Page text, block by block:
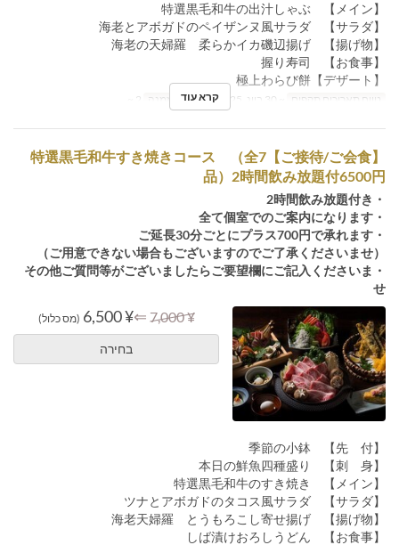
【メイン】 特選黒毛和牛の出汁しゃぶ
【サラダ】 海老とアボガドのペイザンヌ風サラダ
【揚げ物】 海老の天婦羅 柔らかイカ磯辺揚げ
【お食事】 握り寿司
【デザート】極上わらび餅
טווח תאריכים תקפים מגבלת הזמנה
קרא עוד
【ご接待/ご会食】特選黒毛和牛すき焼きコース （全7
品）2時間飲み放題付6500円
・2時間飲み放題付き
・全て個室でのご案内になります
・ご延長30分ごとにプラス700円で承れます
（ご用意できない場合もございますのでご了承くださいませ）
・その他ご質問等がございましたらご要望欄にご記入くださいま
せ
¥ 7,000
⇐
¥ 6,500 (מס כלול)
בחירה
【先 付】 季節の小鉢
【刺 身】 本日の鮮魚四種盛り
【メイン】 特選黒毛和牛のすき焼き
【サラダ】 ツナとアボガドのタコス風サラダ
【揚げ物】 海老天婦羅 とうもろこし寄せ揚げ
【お食事】 しば漬けおろしうどん